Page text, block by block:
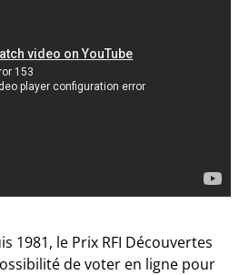
1981, le Prix RFI Découvertes
de voter en ligne pour